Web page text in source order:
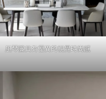
風琴簾具有優異的視覺時尚感